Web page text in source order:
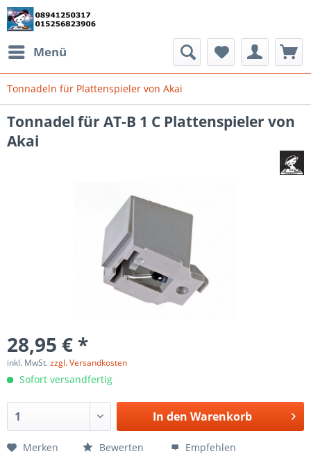
Menü
Tonnadeln für Plattenspieler von Akai
Tonnadel für AT-B 1 C Plattenspieler von
Akai
28,95 € *
inkl. MwSt.zzgl. Versandkosten
Sofort versandfertig
In den Warenkorb
Merken Bewerten Empfehlen